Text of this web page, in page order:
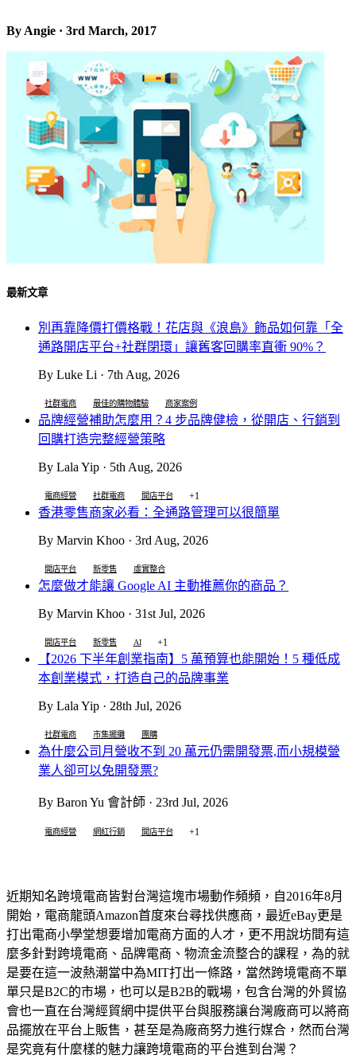
By Angie · 3rd March, 2017
最新文章
別再靠降價打價格戰！花店與《浪島》飾品如何靠「全
通路開店平台+社群閉環」讓舊客回購率直衝 90%？
By Luke Li · 7th Aug, 2026
社群電商 最佳的購物體驗 商家案例
品牌經營補助怎麼用？4 步品牌健檢，從開店、行銷到
回購打造完整經營策略
By Lala Yip · 5th Aug, 2026
電商經營 社群電商 開店平台 +1
香港零售商家必看：全通路管理可以很簡單
By Marvin Khoo · 3rd Aug, 2026
開店平台 新零售 虛實整合
怎麼做才能讓 Google AI 主動推薦你的商品？
By Marvin Khoo · 31st Jul, 2026
開店平台 新零售 AI +1
【2026 下半年創業指南】5 萬預算也能開始！5 種低成
本創業模式，打造自己的品牌事業
By Lala Yip · 28th Jul, 2026
社群電商 市集擺攤 團購
為什麼公司月營收不到 20 萬元仍需開發票,而小規模營
業人卻可以免開發票?
By Baron Yu 會計師 · 23rd Jul, 2026
電商經營 網紅行銷 開店平台 +1
近期知名跨境電商皆對台灣這塊市場動作頻頻，自2016年8月
開始，電商龍頭Amazon首度來台尋找供應商，最近eBay更是
打出電商小學堂想要增加電商方面的人才，更不用說坊間有這
麼多針對跨境電商、品牌電商、物流金流整合的課程，為的就
是要在這一波熱潮當中為MIT打出一條路，當然跨境電商不單
單只是B2C的市場，也可以是B2B的戰場，包含台灣的外貿協
會也一直在台灣經貿網中提供平台與服務讓台灣廠商可以將商
品擺放在平台上販售，甚至是為廠商努力進行媒合，然而台灣
是究竟有什麼樣的魅力讓跨境電商的平台進到台灣？